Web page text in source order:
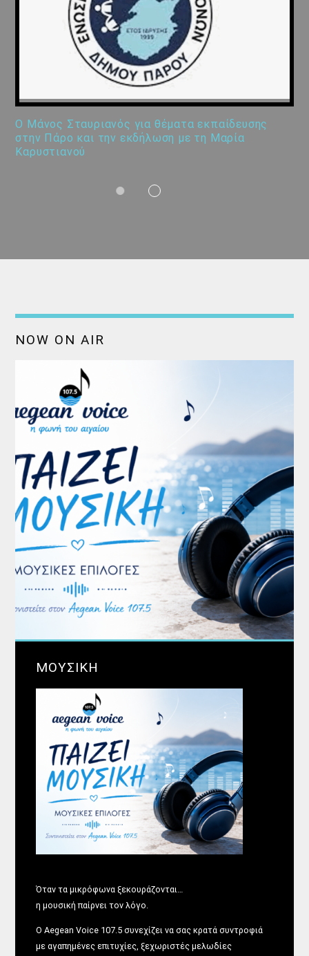
Ο Μάνος Σταυριανός για θέματα εκπαίδευσης
στην Πάρο και την εκδήλωση με τη Μαρία
Καρυστιανού
NOW ON AIR
ΜΟΥΣΙΚΗ
Όταν τα μικρόφωνα ξεκουράζονται…
η μουσική παίρνει τον λόγο.
Ο Aegean Voice 107.5 συνεχίζει να σας κρατά συντροφιά
με αγαπημένες επιτυχίες, ξεχωριστές μελωδίες